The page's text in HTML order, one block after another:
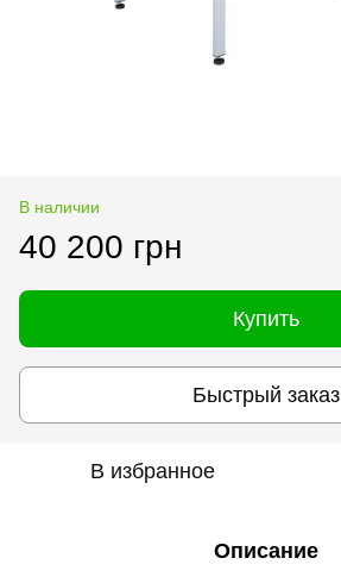
В наличии
40 200 грн
Купить
Быстрый заказ
В избранное
Описание